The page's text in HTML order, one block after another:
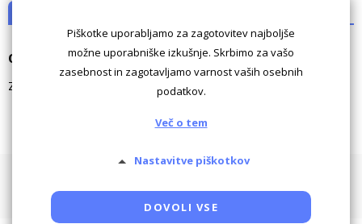
Odgovori
Za komentiranje morate bitiprijavljeni
Piškotke uporabljamo za zagotovitev najboljše
možne uporabniške izkušnje. Skrbimo za vašo
zasebnost in zagotavljamo varnost vaših osebnih
podatkov.
Več o tem
Nastavitve piškotkov
DOVOLI VSE